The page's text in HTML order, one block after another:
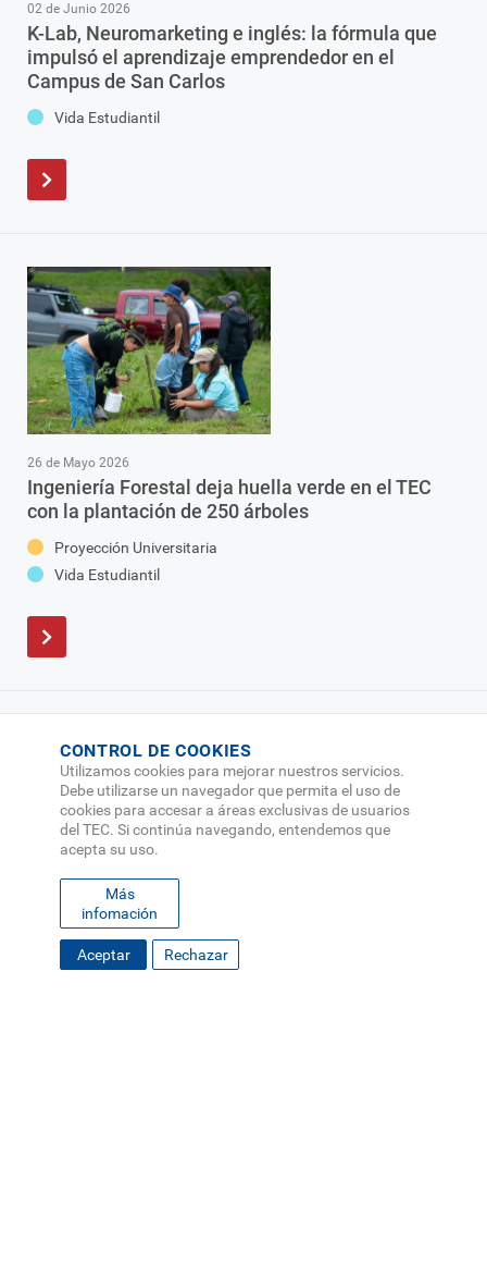
02 de Junio 2026
K-Lab, Neuromarketing e inglés: la fórmula que
impulsó el aprendizaje emprendedor en el
Campus de San Carlos
Vida Estudiantil
26 de Mayo 2026
Ingeniería Forestal deja huella verde en el TEC
con la plantación de 250 árboles
Proyección Universitaria
Vida Estudiantil
21 de Mayo 2026
TEC lleva a Brasil la innovadora plataforma que
crea y valida lenguas de señas
CONTROL DE COOKIES
Utilizamos cookies para mejorar nuestros servicios.
Debe utilizarse un navegador que permita el uso de
cookies para accesar a áreas exclusivas de usuarios
del TEC. Si continúa navegando, entendemos que
acepta su uso.
Más
infomación
Aceptar Rechazar